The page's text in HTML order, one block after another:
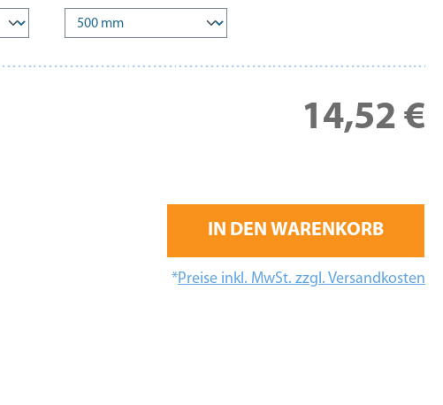
14,52 €
IN DEN WARENKORB
*Preise inkl. MwSt. zzgl. Versandkosten